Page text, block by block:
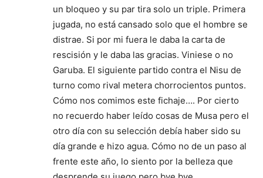
un bloqueo y su par tira solo un triple. Primera
jugada, no está cansado solo que el hombre se
distrae. Si por mi fuera le daba la carta de
rescisión y le daba las gracias. Viniese o no
Garuba. El siguiente partido contra el Nisu de
turno como rival metera chorrocientos puntos.
Cómo nos comimos este fichaje…. Por cierto
no recuerdo haber leído cosas de Musa pero el
otro día con su selección debía haber sido su
día grande e hizo agua. Cómo no de un paso al
frente este año, lo siento por la belleza que